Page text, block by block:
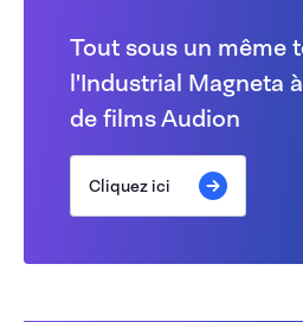
Tout sous un même
l'Industrial Magneta
de films Audion
Cliquez ici